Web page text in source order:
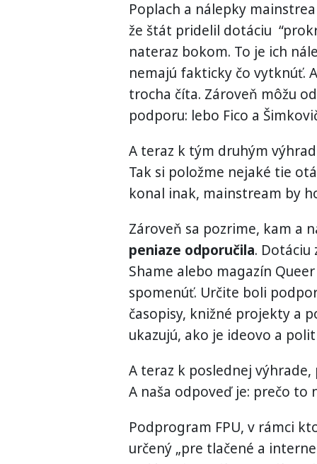
Poplach a nálepky
že štát pridelil dotáciu
nateraz bokom. To je ich
nemajú fakticky čo vytknúť.
trocha číta. Zároveň môžu
podporu: lebo Fico a
A teraz k tým druhým
Tak si položme nejaké tie
konal inak, mainstream by
Zároveň sa pozrime, kam a
peniaze odporučila. Dotáciu
Shame alebo magazín
spomenúť. Určite boli
časopisy, knižné projekty a
ukazujú, ako je ideovo a
A teraz k poslednej
A naša odpoveď je: prečo to
Podprogram FPU, v rámci
určený „pre tlačené a